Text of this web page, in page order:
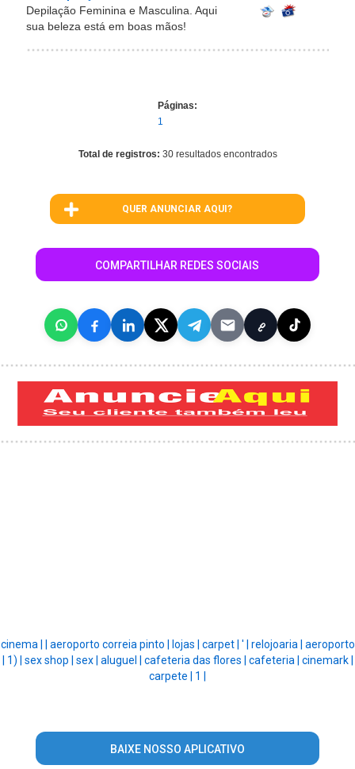
Depilação Feminina e Masculina. Aqui
sua beleza está em boas mãos!
Páginas:
1
Total de registros: 30 resultados encontrados
QUER ANUNCIAR AQUI?
COMPARTILHAR REDES SOCIAIS
cinema | aeroporto correia pinto | lojas | carpet | ' | relojoaria | aeroporto
1) | sex shop | sex | aluguel | cafeteria das flores | cafeteria | cinemark |
carpete | 1 |
BAIXE NOSSO APLICATIVO